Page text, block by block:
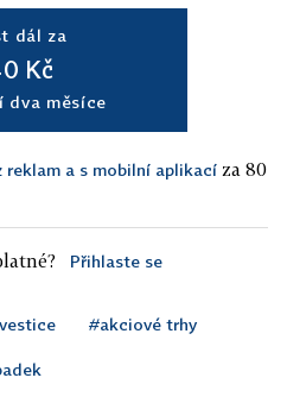
dál za
Kč
dva měsíce
reklam a s mobilní aplikací za 80
Přihlaste se
#akciové trhy